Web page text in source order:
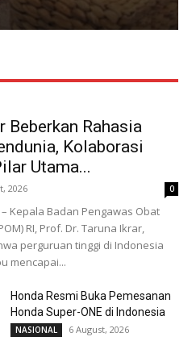
Beberkan Rahasia
Kolaborasi
Utama...
2026 0
– Kepala Badan Pengawas Obat
RI, Prof. Dr. Taruna Ikrar,
perguruan tinggi di Indonesia
mencapai...
Honda Resmi Buka Pemesanan
Honda Super-ONE di Indonesia
NASIONAL 6 August, 2026